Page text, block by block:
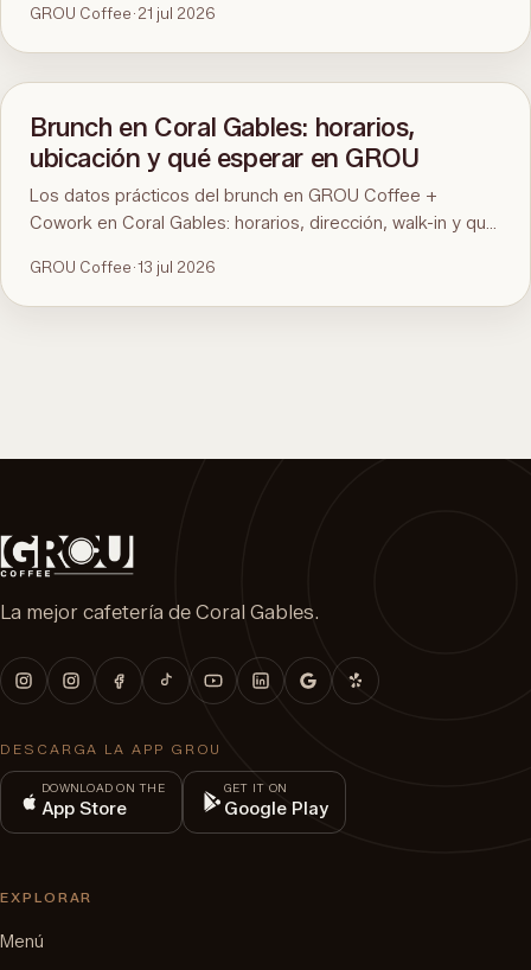
prueba de noventa segundos y GROU Coffee + Cowork
en Coral Gables como ejemplo, con horarios, dirección y
qué pedir.
GROU Coffee·21 jul 2026
Brunch en Coral Gables: horarios,
ubicación y qué esperar en GROU
Los datos prácticos del brunch en GROU Coffee +
Cowork en Coral Gables: horarios, dirección, walk-in y qué
guía del mejor brunch de Miami.
GROU Coffee·13 jul 2026
La mejor cafetería de Coral Gables.
DESCARGA LA APP GROU
DOWNLOAD ON THE
App Store
GET IT ON
Google Play
EXPLORAR
Menú